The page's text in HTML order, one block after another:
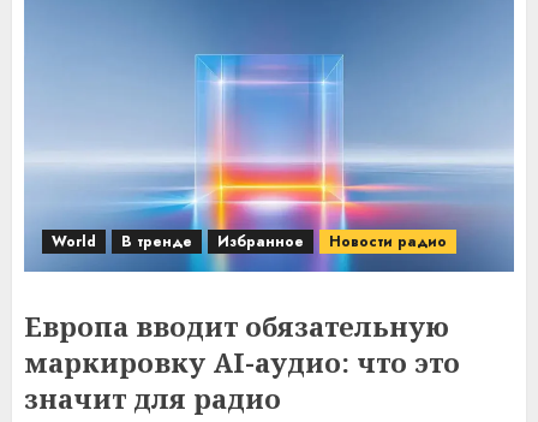
World В тренде Избранное Новости радио
Европа вводит обязательную
маркировку AI-аудио: что это
значит для радио